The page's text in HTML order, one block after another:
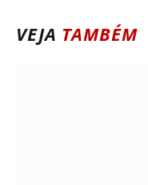
VEJA TAMBÉM